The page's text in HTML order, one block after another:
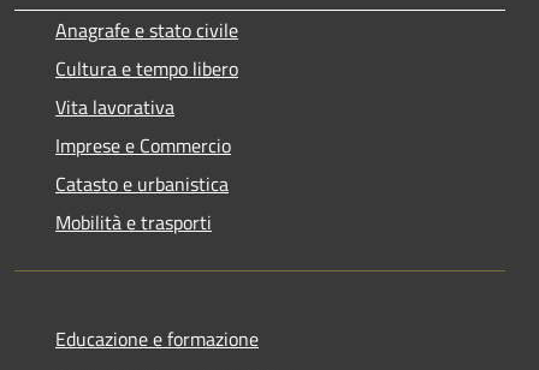
Anagrafe e stato civile
Cultura e tempo libero
Vita lavorativa
Imprese e Commercio
Catasto e urbanistica
Mobilità e trasporti
Educazione e formazione